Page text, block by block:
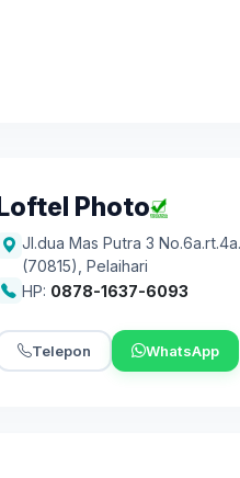
Loftel Photo
Jl.dua Mas Putra 3
(70815) Pelaihari
HP: 0878-1637-6093
Telepon WhatsApp